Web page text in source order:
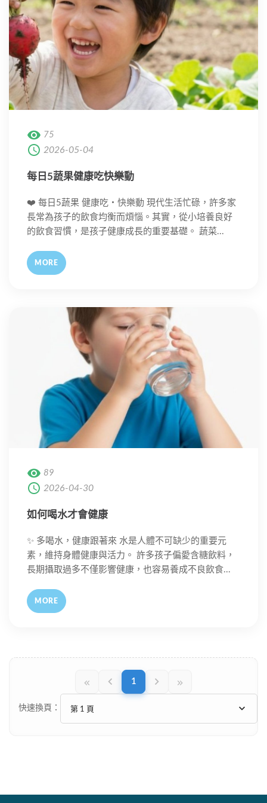
75
2026-05-04
每日5蔬果健康吃快樂動
❤️ 每日5蔬果 健康吃・快樂動 現代生活忙碌，許多家
長常為孩子的飲食均衡而煩惱。其實，從小培養良好
的飲食習慣，是孩子健康成長的重要基礎。 蔬菜...
MORE
89
2026-04-30
如何喝水才會健康
✨ 多喝水，健康跟著來 水是人體不可缺少的重要元
素，維持身體健康與活力。 許多孩子偏愛含糖飲料，
長期攝取過多不僅影響健康，也容易養成不良飲食...
MORE
1
快速換頁： 第 1 頁